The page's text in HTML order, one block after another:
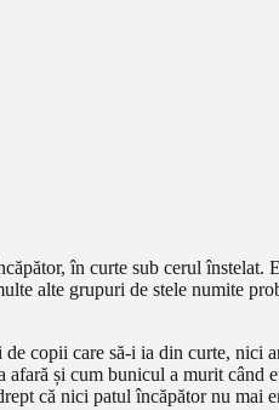
în curte sub cerul înstelat.
alte grupuri de stele numite
copii care să-i ia din curte, nici
și cum bunicul a murit când
că nici patul încăpător nu mai